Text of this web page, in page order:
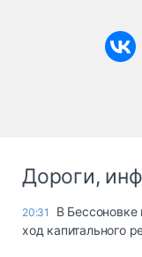
Дороги,
20:31
В Бессоновке
ход капитального